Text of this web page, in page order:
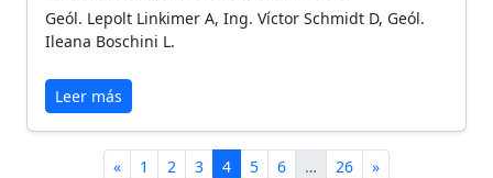
Geól. Lepolt Linkimer A, Ing. Víctor Schmidt D, Geól.
Ileana Boschini L.
Leer más
« 1 2 3 4 5 6 … 26 »